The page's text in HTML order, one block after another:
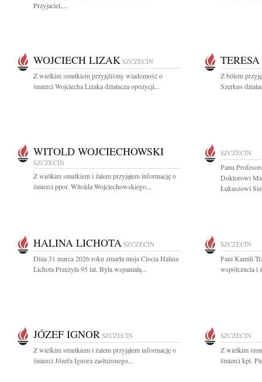
Przyjaciel,...
WOJCIECH LIZAK SZCZECIN
Z wielkim smutkiem przyjęliśmy wiadomość o
śmierci Wojciecha Lizaka działacza opozycji...
Z bólem
Szerkus
WITOLD WOJCIECHOWSKI
SZCZECIN
Z wielkim smutkiem i żalem przyjąłem informację o
śmierci ppor. Witolda Wojciechowskiego...
SZCZECIN
Panu
Doktorowi
Łukaszowi
HALINA LICHOTA SZCZECIN
Dnia 31 marca 2026 roku zmarła moja Ciocia Halina
Lichota Przeżyła 95 lat. Była wspaniałą...
SZCZECIN
Pani Kamili
współczucia i
JÓZEF IGNOR SZCZECIN
Z wielkim smutkiem i żalem przyjąłem informację o
śmierci Józefa Ignora zasłużonego...
SZCZECIN
Z wielkim
śmierci kpt.